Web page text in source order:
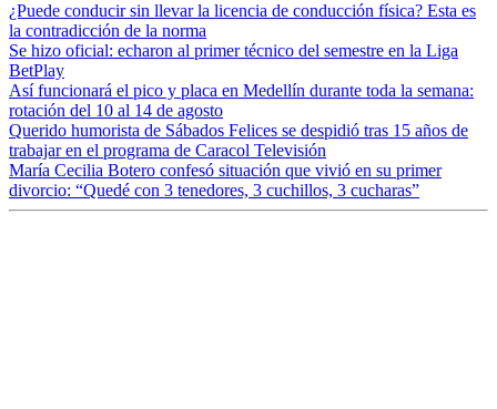
¿Puede conducir sin llevar la licencia de conducción física? Esta es
la contradicción de la norma
Se hizo oficial: echaron al primer técnico del semestre en la Liga
BetPlay
Así funcionará el pico y placa en Medellín durante toda la semana:
rotación del 10 al 14 de agosto
Querido humorista de Sábados Felices se despidió tras 15 años de
trabajar en el programa de Caracol Televisión
María Cecilia Botero confesó situación que vivió en su primer
divorcio: “Quedé con 3 tenedores, 3 cuchillos, 3 cucharas”